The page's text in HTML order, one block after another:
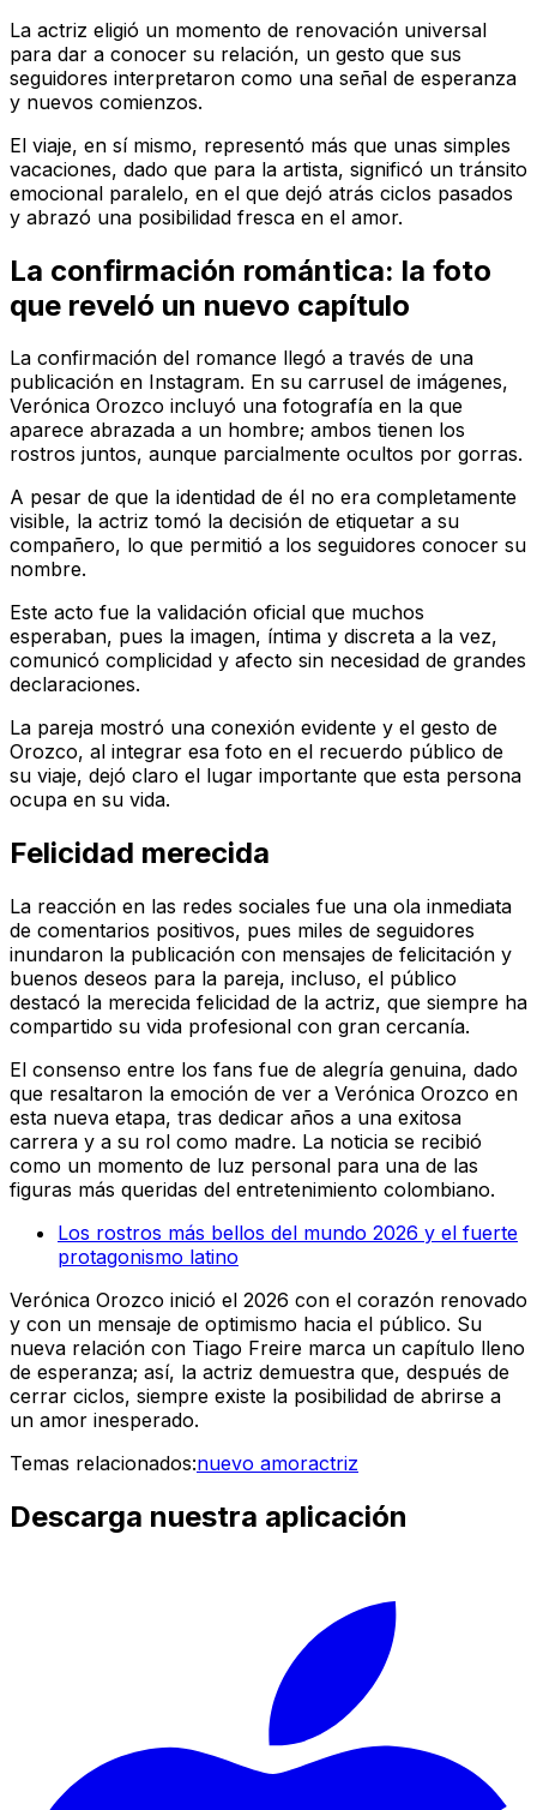
La actriz eligió un momento de renovación universal
para dar a conocer su relación, un gesto que sus
seguidores interpretaron como una señal de esperanza
y nuevos comienzos.
El viaje, en sí mismo, representó más que unas simples
vacaciones, dado que para la artista, significó un tránsito
emocional paralelo, en el que dejó atrás ciclos pasados
y abrazó una posibilidad fresca en el amor.
La confirmación romántica: la foto
que reveló un nuevo capítulo
La confirmación del romance llegó a través de una
publicación en Instagram. En su carrusel de imágenes,
Verónica Orozco incluyó una fotografía en la que
aparece abrazada a un hombre; ambos tienen los
rostros juntos, aunque parcialmente ocultos por gorras.
A pesar de que la identidad de él no era completamente
visible, la actriz tomó la decisión de etiquetar a su
compañero, lo que permitió a los seguidores conocer su
nombre.
Este acto fue la validación oficial que muchos
esperaban, pues la imagen, íntima y discreta a la vez,
comunicó complicidad y afecto sin necesidad de grandes
declaraciones.
La pareja mostró una conexión evidente y el gesto de
Orozco, al integrar esa foto en el recuerdo público de
su viaje, dejó claro el lugar importante que esta persona
ocupa en su vida.
Felicidad merecida
La reacción en las redes sociales fue una ola inmediata
de comentarios positivos, pues miles de seguidores
inundaron la publicación con mensajes de felicitación y
buenos deseos para la pareja, incluso, el público
destacó la merecida felicidad de la actriz, que siempre ha
compartido su vida profesional con gran cercanía.
El consenso entre los fans fue de alegría genuina, dado
que resaltaron la emoción de ver a Verónica Orozco en
esta nueva etapa, tras dedicar años a una exitosa
carrera y a su rol como madre. La noticia se recibió
como un momento de luz personal para una de las
figuras más queridas del entretenimiento colombiano.
Los rostros más bellos del mundo 2026 y el fuerte
protagonismo latino
Verónica Orozco inició el 2026 con el corazón renovado
y con un mensaje de optimismo hacia el público. Su
nueva relación con Tiago Freire marca un capítulo lleno
de esperanza; así, la actriz demuestra que, después de
cerrar ciclos, siempre existe la posibilidad de abrirse a
un amor inesperado.
Temas relacionados:nuevo amoractriz
Descarga nuestra aplicación